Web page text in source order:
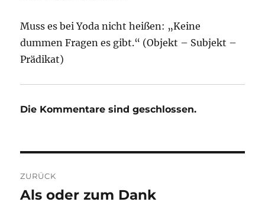
Muss es bei Yoda nicht heißen: „Keine
dummen Fragen es gibt.“ (Objekt – Subjekt –
Prädikat)
Die Kommentare sind geschlossen.
ZURÜCK
Vorheriger
Als oder zum Dank